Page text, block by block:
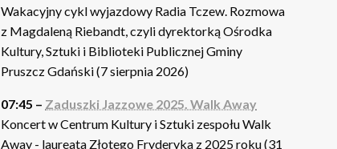
Wakacyjny cykl wyjazdowy Radia Tczew. Rozmowa
z Magdaleną Riebandt, czyli dyrektorką Ośrodka
Kultury, Sztuki i Biblioteki Publicznej Gminy
Pruszcz Gdański (7 sierpnia 2026)
07:45 – Zaduszki Jazzowe 2025. Walk Away
Koncert w Centrum Kultury i Sztuki zespołu Walk
Away - laureata Złotego Fryderyka z 2025 roku (31